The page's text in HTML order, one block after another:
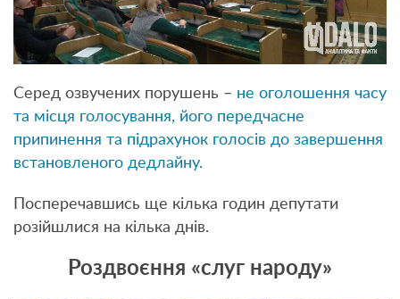
Серед озвучених порушень – не оголошення часу
та місця голосування, його передчасне
припинення та підрахунок голосів до завершення
встановленого дедлайну.
Посперечавшись ще кілька годин депутати
розійшлися на кілька днів.
Роздвоєння «слуг народу»